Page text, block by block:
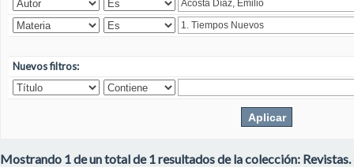
Nuevos filtros:
Mostrando 1 de un total de 1 resultados de la colección: Revistas.